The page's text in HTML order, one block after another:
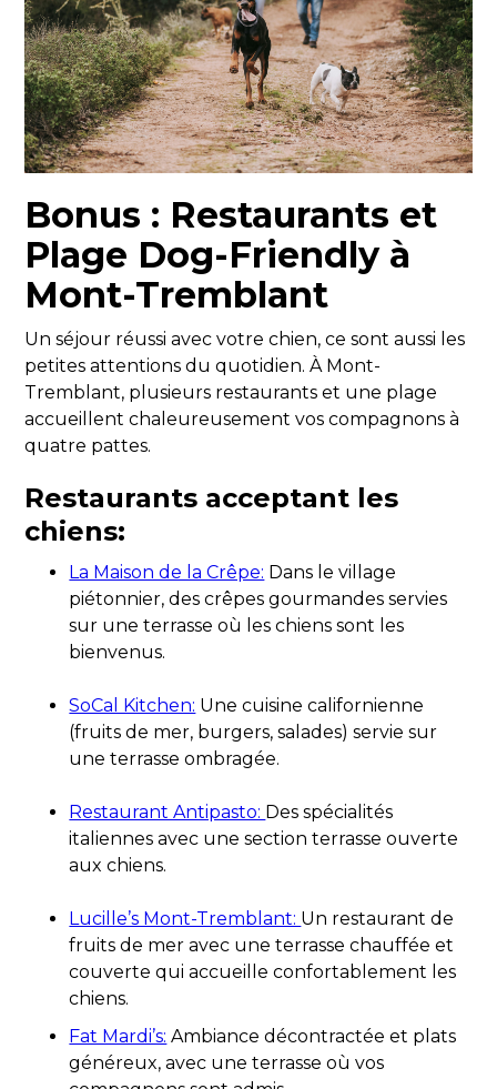
Bonus : Restaurants et
Plage Dog-Friendly à
Mont-Tremblant
Un séjour réussi avec votre chien, ce sont aussi les
petites attentions du quotidien. À Mont-
Tremblant, plusieurs restaurants et une plage
accueillent chaleureusement vos compagnons à
quatre pattes.
Restaurants acceptant les
chiens:
La Maison de la Crêpe: Dans le village
piétonnier, des crêpes gourmandes servies
sur une terrasse où les chiens sont les
bienvenus.
SoCal Kitchen: Une cuisine californienne
(fruits de mer, burgers, salades) servie sur
une terrasse ombragée.
Restaurant Antipasto: Des spécialités
italiennes avec une section terrasse ouverte
aux chiens.
Lucille’s Mont-Tremblant: Un restaurant de
fruits de mer avec une terrasse chauffée et
couverte qui accueille confortablement les
chiens.
Fat Mardi’s: Ambiance décontractée et plats
généreux, avec une terrasse où vos